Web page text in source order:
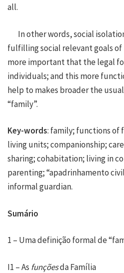
all.
In other words, social
fulfilling social relevant goals
more important that the legal
individuals; and this more
help to makes broader the
“family”.
Key-words: family; functions of
living units; companionship;
sharing; cohabitation; living in
parenting; “apadrinhamento
informal guardian.
Sumário
1 – Uma definição formal de
I1 – As funçõesda Família